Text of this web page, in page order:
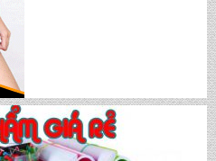
MS: TN 5016
MS: TN 5015